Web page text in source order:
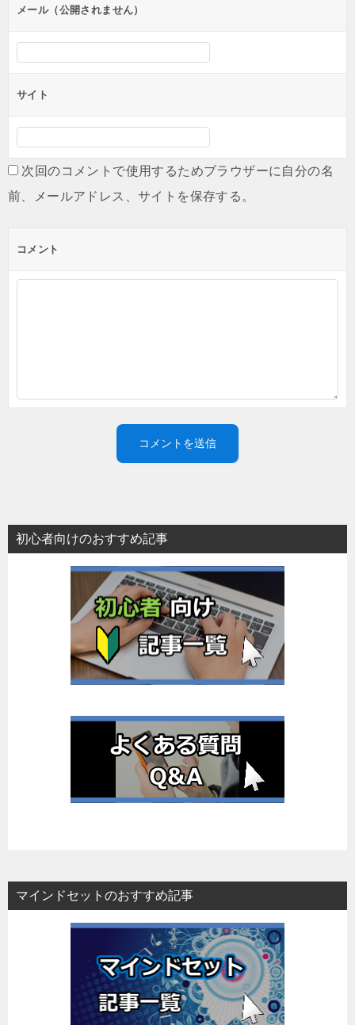
ンメール（公開されません）
サイト
次回のコメントで使用するためブラウザーに自分の名
前、メールアドレス、サイトを保存する。
コメント
初心者向けのおすすめ記事
マインドセットのおすすめ記事